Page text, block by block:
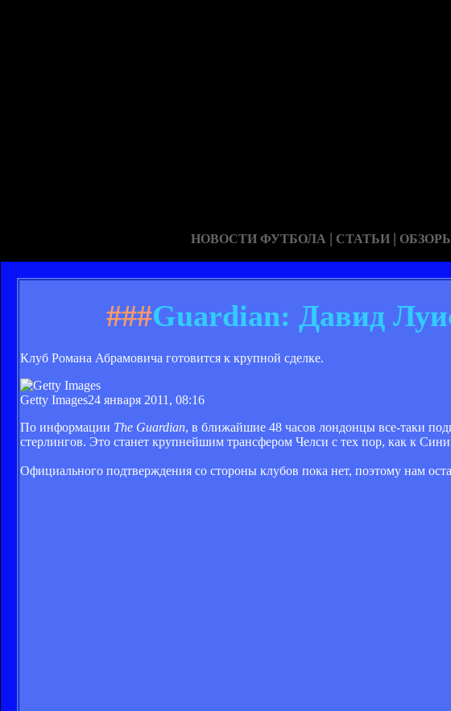
НОВОСТИ ФУТБОЛА | СТАТЬИ |
###Guardian: Давид
Клуб Романа Абрамовича готовится к крупной сделке.
Getty Images24 января 2011, 08:16
По информации The Guardian, в ближайшие 48 часов лондонцы все-таки
стерлингов. Это станет крупнейшим трансфером Челси с тех пор, как к
Официального подтверждения со стороны клубов пока нет, поэтому нам